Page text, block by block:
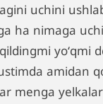
uchini
ha nimaga
yoʻqmi
amidan
menga